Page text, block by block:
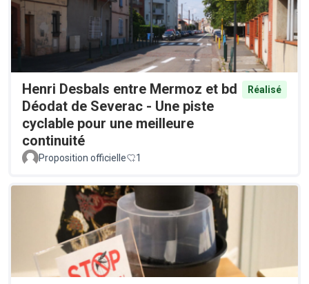
Henri Desbals entre Mermoz et bd
Déodat de Severac - Une piste
cyclable pour une meilleure
continuité
Réalisé
Proposition officielle 1